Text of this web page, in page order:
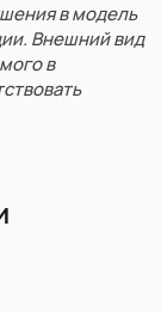
в модель
Внешний вид
в